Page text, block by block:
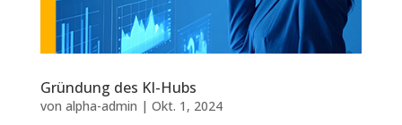
Gründung des KI-Hubs
von alpha-admin | Okt. 1, 2024